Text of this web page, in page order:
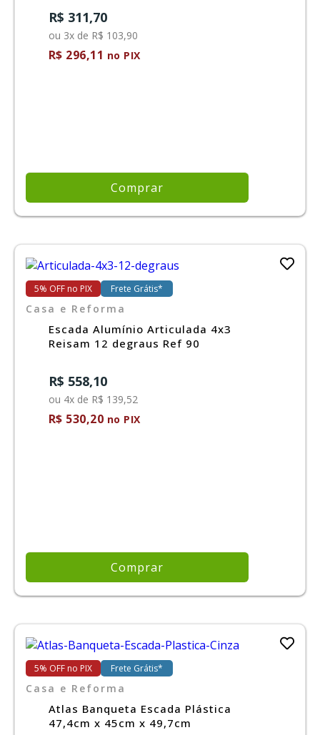
R$ 311,70
ou 3x de R$ 103,90
R$ 296,11 no PIX
Comprar
5% OFF no PIX Frete Grátis*
Casa e Reforma
Escada Alumínio Articulada 4x3
Reisam 12 degraus Ref 90
R$ 558,10
ou 4x de R$ 139,52
R$ 530,20 no PIX
Comprar
5% OFF no PIX Frete Grátis*
Casa e Reforma
Atlas Banqueta Escada Plástica
47,4cm x 45cm x 49,7cm